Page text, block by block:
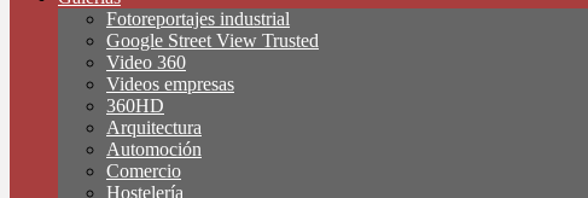
Fotoreportajes industrial
Google Street View Trusted
Video 360
Videos empresas
360HD
Arquitectura
Automoción
Comercio
Hostelería